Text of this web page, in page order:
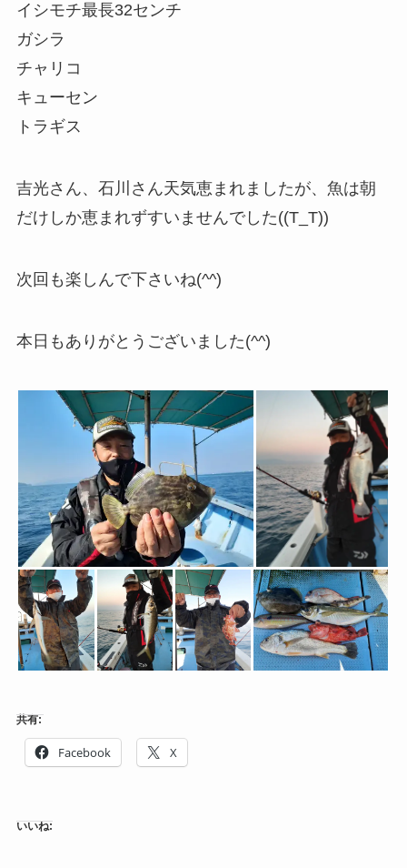
イシモチ最長32センチ
ガシラ
チャリコ
キューセン
トラギス
吉光さん、石川さん天気恵まれましたが、魚は朝
だけしか恵まれずすいませんでした((T_T))
次回も楽しんで下さいね(^^)
本日もありがとうございました(^^)
共有:
Facebook X
いいね: